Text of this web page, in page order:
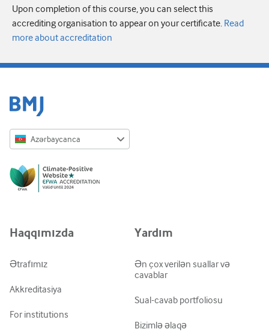
Upon completion of this course, you can select this
accrediting organisation to appear on your certificate. Read
more about accreditation
Azərbaycanca
Русский
ქართული
Haqqımızda
Ətrafımız
Akkreditasiya
For institutions
Yardım
Ən çox verilən suallar və
cavablar
Sual-cavab portfoliosu
Bizimlə əlaqə